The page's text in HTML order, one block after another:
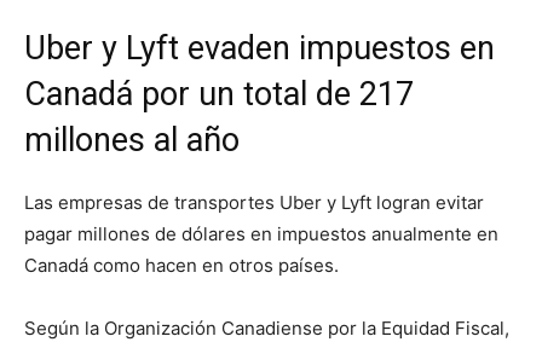
Uber y Lyft evaden impuestos en
Canadá por un total de 217
millones al año
Las empresas de transportes Uber y Lyft logran evitar
pagar millones de dólares en impuestos anualmente en
Canadá como hacen en otros países.
Según la Organización Canadiense por la Equidad Fiscal,